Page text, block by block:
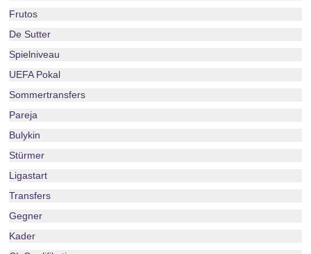
Frutos
De Sutter
Spielniveau
UEFA Pokal
Sommertransfers
Pareja
Bulykin
Stürmer
Ligastart
Transfers
Gegner
Kader